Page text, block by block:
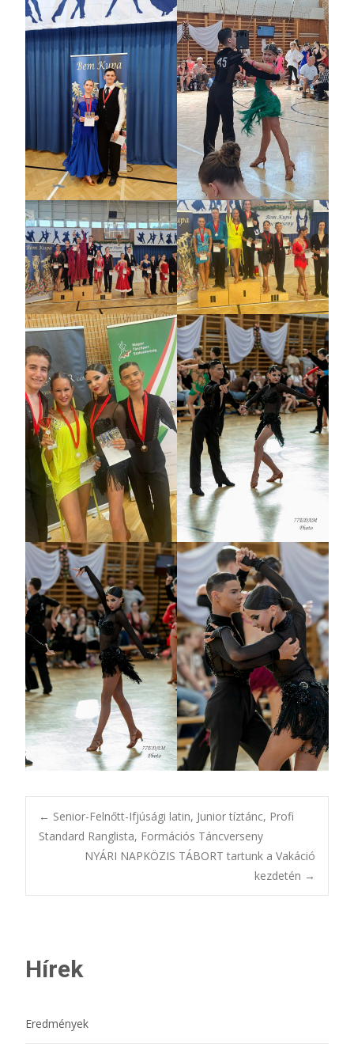
← Senior-Felnőtt-Ifjúsági latin, Junior tíztánc, Profi
Standard Ranglista, Formációs Táncverseny
NYÁRI NAPKÖZIS TÁBORT tartunk a Vakáció
kezdetén →
Hírek
Eredmények